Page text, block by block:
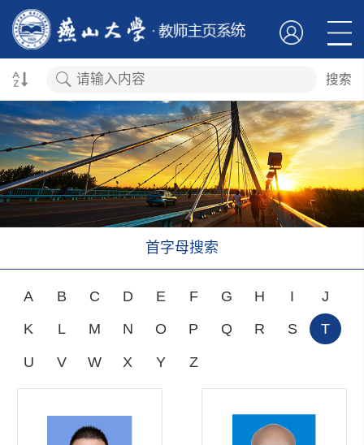
搜索
首字母搜索
A B C D E F G H I J
K L M N O P Q R S T
U V W X Y Z